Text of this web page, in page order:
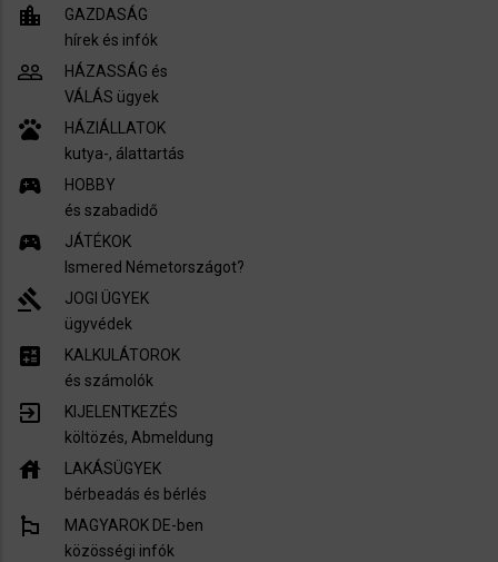
location_city
GAZDASÁG
hírek és infók
people_outline
HÁZASSÁG és
VÁLÁS ügyek
pets
HÁZIÁLLATOK
kutya-, álattartás
sports_esports
HOBBY
és szabadidő
sports_esports
JÁTÉKOK
Ismered Németországot?
gavel
JOGI ÜGYEK
ügyvédek
calculate
KALKULÁTOROK
és számolók
exit_to_app
KIJELENTKEZÉS
költözés, Abmeldung
house
LAKÁSÜGYEK
bérbeadás és bérlés
emoji_flags
MAGYAROK DE-ben
közösségi infók